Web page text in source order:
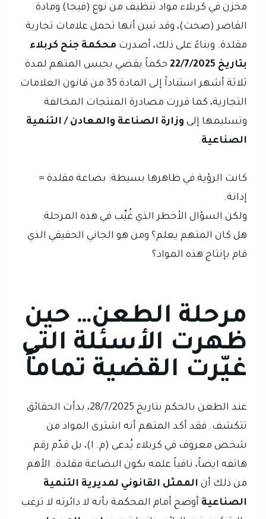
مخزن في كربلاء مواد تنظيف من نوع (فيجا) ومادة
القاصر (صحت)، وقد تبين أنها تحمل علامات تجارية
مقلدة. وبناءً على ذلك، أصدرت محكمة جنح كربلاء
بتاريخ 22/7/2025
حكماً يقضي بحبس المتهم لمدة
ثلاثة أشهر استناداً إلى المادة 35 من قانون العلامات
التجارية، كما قررت مصادرة المنتجات المخالفة
وتسليمها إلى وزارة الصناعة والمعادن / التنمية
الصناعية.
كانت الرؤية في ظاهرها بسيطة: بضاعة مقلدة =
إدانة.
ولكن السؤال الأخطر الذي غُيِّب في هذه المرحلة:
هل كان المتهم يعلم؟ ومن هو الجاني الحقيقي الذي
قام بإنتاج هذه المواد؟
مرحلة الطعن… حين
ظهرت الأسئلة التي
غيّرت القضية تماماً
عند الطعن بالحكم بتاريخ 28/7/2025، بدأت الحقائق
تتكشف. فقد أكد المتهم أنه اشترى المواد من
شخص معروف في كربلاء يُدعى (م. ا)، بل قدّم رقم
هاتفه ايضاً، نافياً علمه بكون البضاعة مقلدة. الأهم
من ذلك أن الممثل القانوني لمديرية التنمية
الصناعية أوضح أمام المحكمة بأنه لا دائرته لا ترغب